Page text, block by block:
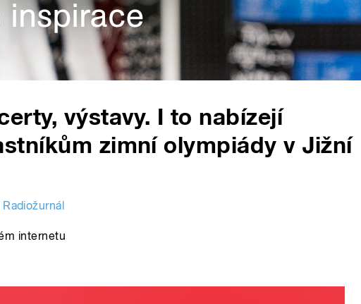
výstavy. I to nabízejí
zimní olympiády v Jižní
internetu